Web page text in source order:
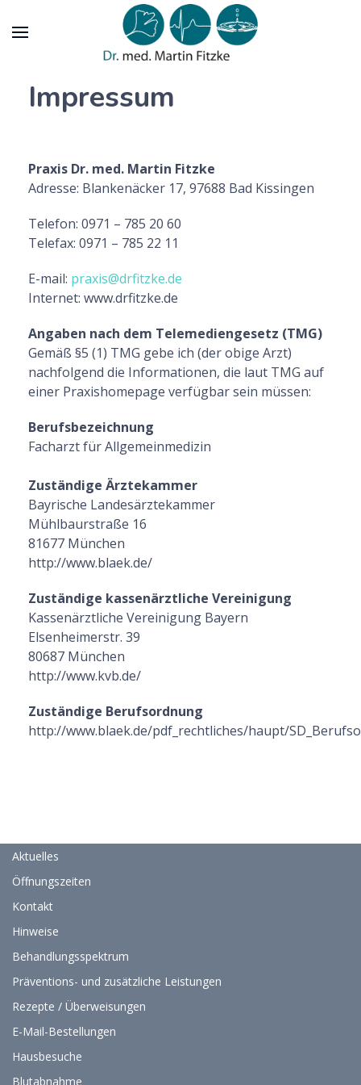
Impressum
Praxis Dr. med. Martin Fitzke
Adresse: Blankenäcker 17, 97688 Bad Kissingen
Telefon: 0971 – 785 20 60
Telefax: 0971 – 785 22 11
E-mail: praxis@drfitzke.de
Internet: www.drfitzke.de
Angaben nach dem Telemediengesetz (TMG)
Gemäß §5 (1) TMG gebe ich (der obige Arzt)
nachfolgend die Informationen, die laut TMG auf
einer Praxishomepage verfügbar sein müssen:
Berufsbezeichnung
Facharzt für Allgemeinmedizin
Zuständige Ärztekammer
Bayrische Landesärztekammer
Mühlbaurstraße 16
81677 München
http://www.blaek.de/
Zuständige kassenärztliche Vereinigung
Kassenärztliche Vereinigung Bayern
Elsenheimerstr. 39
80687 München
http://www.kvb.de/
Zuständige Berufsordnung
http://www.blaek.de/pdf_rechtliches/haupt/
Aktuelles
Öffnungszeiten
Kontakt
Hinweise
Behandlungsspektrum
Präventions- und zusätzliche Leistungen
Rezepte / Überweisungen
E-Mail-Bestellungen
Hausbesuche
Blutabnahme